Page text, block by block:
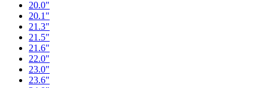
20.0"
20.1"
21.3"
21.5"
21.6"
22.0"
23.0"
23.6"